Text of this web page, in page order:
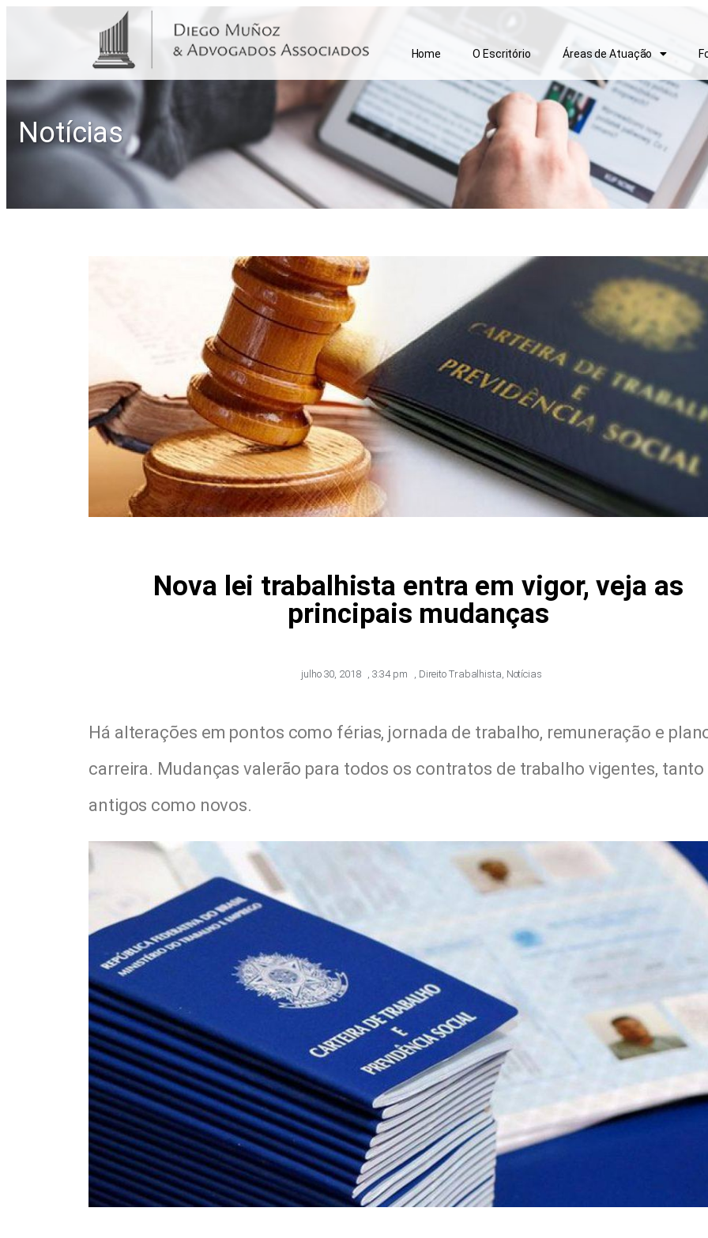
Home O Escritório Áreas de Atuação
Notícias
Nova lei trabalhista entra em vigor, veja as
principais mudanças
julho 30, 2018 3:34 pm Direito Trabalhista Notícias
Há alterações em pontos como férias, jornada de trabalho, remuneração e
carreira. Mudanças valerão para todos os contratos de trabalho vigentes, tanto
antigos como novos.